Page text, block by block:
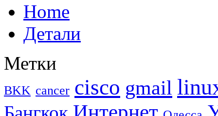
Home
Детали
Метки
BKK cancer cisco gmail